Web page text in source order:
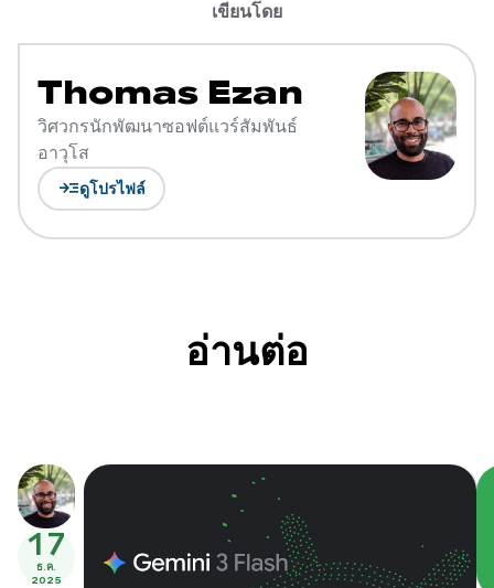
เขียนโดย
Thomas Ezan
วิศวกรนักพัฒนาซอฟต์แวร์สัมพันธ์
อาวุโส
read_moreดูโปรไฟล์
อ่านต่อ
17
ธ.ค.
2025